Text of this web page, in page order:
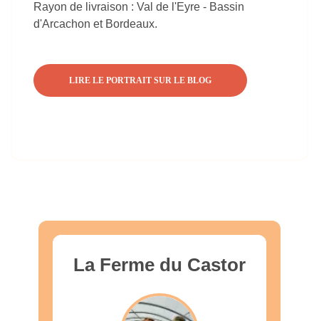
Rayon de livraison : Val de l'Eyre - Bassin
d'Arcachon et Bordeaux.
LIRE LE PORTRAIT SUR LE BLOG
La Ferme du Castor